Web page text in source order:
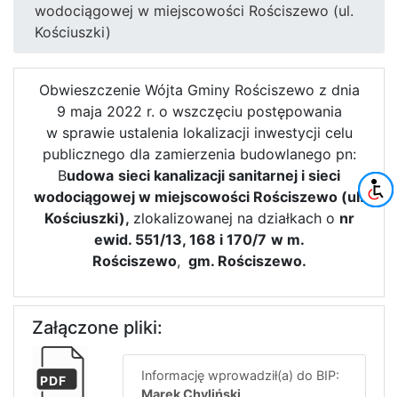
wodociągowej w miejscowości Rościszewo (ul.
Kościuszki)
Obwieszczenie Wójta Gminy Rościszewo z dnia
9 maja 2022 r. o wszczęciu postępowania
w sprawie ustalenia lokalizacji inwestycji celu
publicznego dla zamierzenia budowlanego pn:
Budowa sieci kanalizacji sanitarnej i sieci
wodociągowej w miejscowości Rościszewo (ul.
Kościuszki), zlokalizowanej na działkach o nr
ewid. 551/13, 168 i 170/7 w m.
Rościszewo, gm. Rościszewo.
Załączone pliki:
PDF
Informację wprowadził(a) do BIP: